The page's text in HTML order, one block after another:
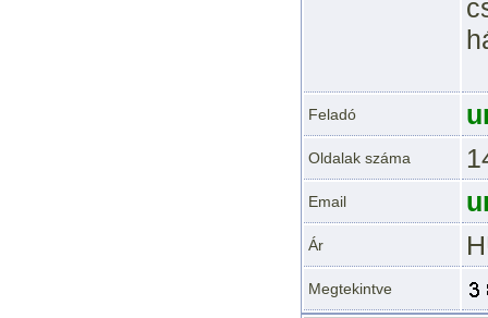
Feladó
Oldalak száma
Email
Ár
Megtekintve